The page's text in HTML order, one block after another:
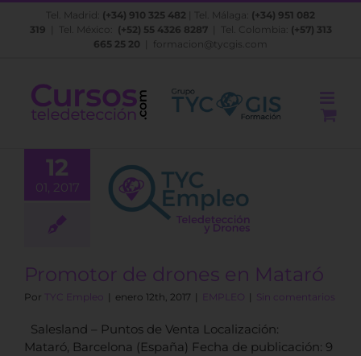
Saltar
Tel. Madrid: (+34) 910 325 482 | Tel. Málaga: (+34) 951 082
319 | Tel. México: (+52) 55 4326 8287| Tel. Colombia: (+57) 313
665 25 20
formacion@tycgis.com
12
01, 2017
de
en Mataró
Promotor de drones en Mataró
Por TYC Empleo | enero 12th, 2017 | EMPLEO | Sin comentarios
Salesland – Puntos de Venta Localización:
Mataró, Barcelona (España) Fecha de publicación: 9